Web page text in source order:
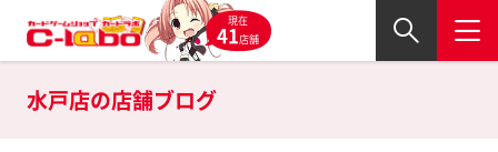
現在
41店舗
水戸店の店舗ブログ